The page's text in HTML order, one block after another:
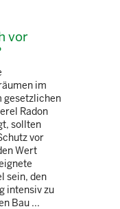
vor
im
gesetzlichen
Radon
sollten
vor
Wert
sein, den
intensiv zu
Bau ...